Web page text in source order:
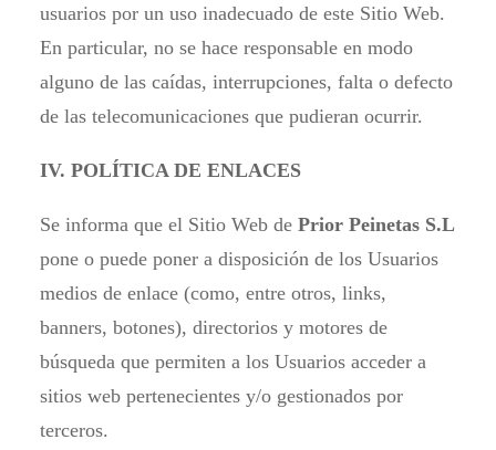
usuarios por un uso inadecuado de este Sitio Web.
En particular, no se hace responsable en modo
alguno de las caídas, interrupciones, falta o defecto
de las telecomunicaciones que pudieran ocurrir.
IV. POLÍTICA DE ENLACES
Se informa que el Sitio Web de Prior Peinetas S.L
pone o puede poner a disposición de los Usuarios
medios de enlace (como, entre otros, links,
banners, botones), directorios y motores de
búsqueda que permiten a los Usuarios acceder a
sitios web pertenecientes y/o gestionados por
terceros.